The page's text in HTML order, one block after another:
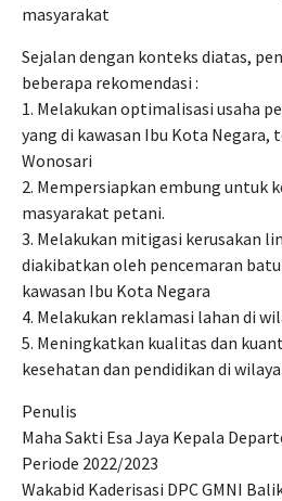
masyarakat
Sejalan dengan konteks diatas,
beberapa rekomendasi :
1. Melakukan optimalisasi usaha
yang di kawasan Ibu Kota Negara,
Wonosari
2. Mempersiapkan embung untuk
masyarakat petani.
3. Melakukan mitigasi kerusakan
diakibatkan oleh pencemaran
kawasan Ibu Kota Negara
4. Melakukan reklamasi lahan di
5. Meningkatkan kualitas dan
kesehatan dan pendidikan di
Penulis
Maha Sakti Esa Jaya Kepala
Periode 2022/2023
Wakabid Kaderisasi DPC GMNI